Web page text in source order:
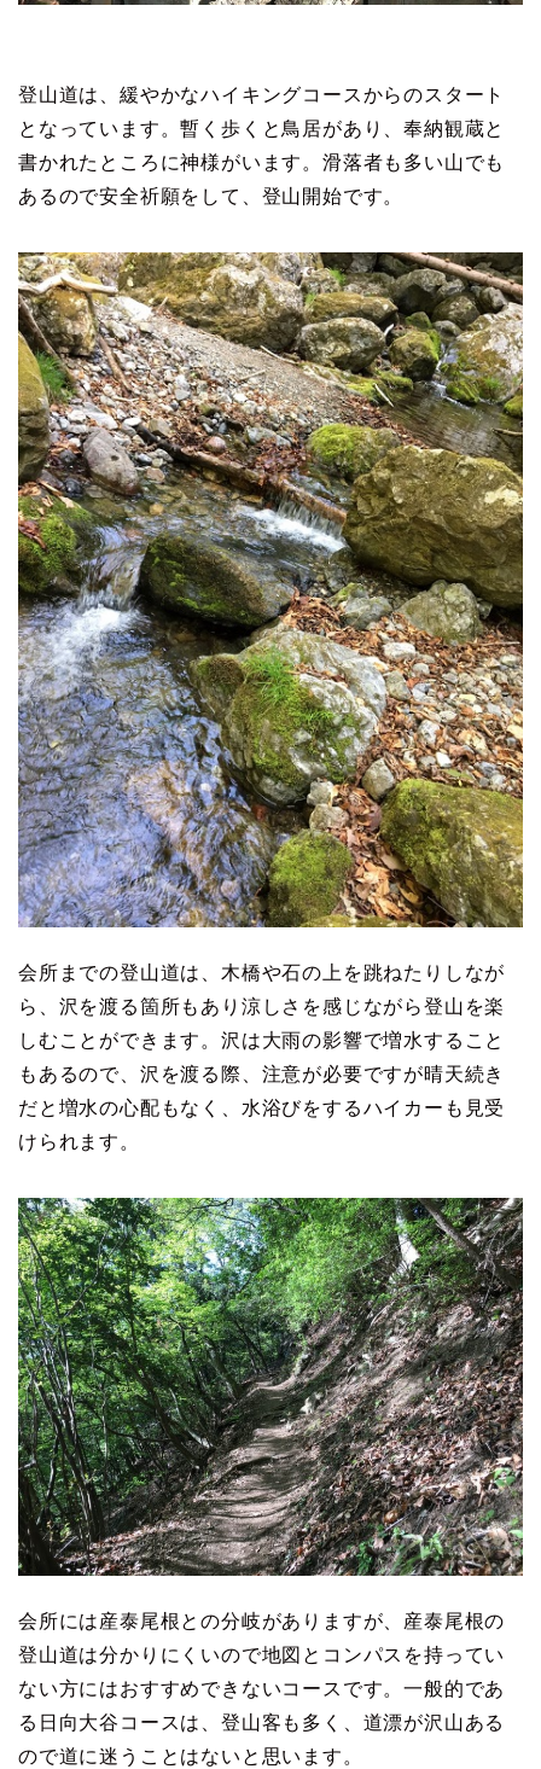
登山道は、緩やかなハイキングコースからのスタート
となっています。暫く歩くと鳥居があり、奉納観蔵と
書かれたところに神様がいます。滑落者も多い山でも
あるので安全祈願をして、登山開始です。
会所までの登山道は、木橋や石の上を跳ねたりしなが
ら、沢を渡る箇所もあり涼しさを感じながら登山を楽
しむことができます。沢は大雨の影響で増水すること
もあるので、沢を渡る際、注意が必要ですが晴天続き
だと増水の心配もなく、水浴びをするハイカーも見受
けられます。
会所には産泰尾根との分岐がありますが、産泰尾根の
登山道は分かりにくいので地図とコンパスを持ってい
ない方にはおすすめできないコースです。一般的であ
る日向大谷コースは、登山客も多く、道漂が沢山ある
ので道に迷うことはないと思います。